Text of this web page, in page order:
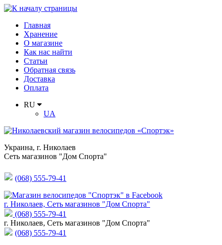
Главная
Хранение
О магазине
Как нас найти
Статьи
Обратная связь
Доставка
Оплата
RU
UA
Украина, г. Николаев
Сеть магазинов "Дом Спорта"
(068) 555-79-41
г. Николаев, Сеть магазинов "Дом Спорта"
(068) 555-79-41
г. Николаев, Сеть магазинов "Дом Спорта"
(068) 555-79-41